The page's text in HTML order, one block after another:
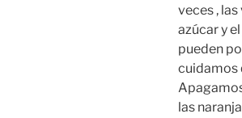
veces ,
azúcar y
pueden
cuidamos
las